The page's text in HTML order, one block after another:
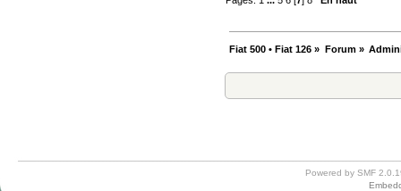
Fiat 500 • Fiat 126 » Forum»
Powered by SMF